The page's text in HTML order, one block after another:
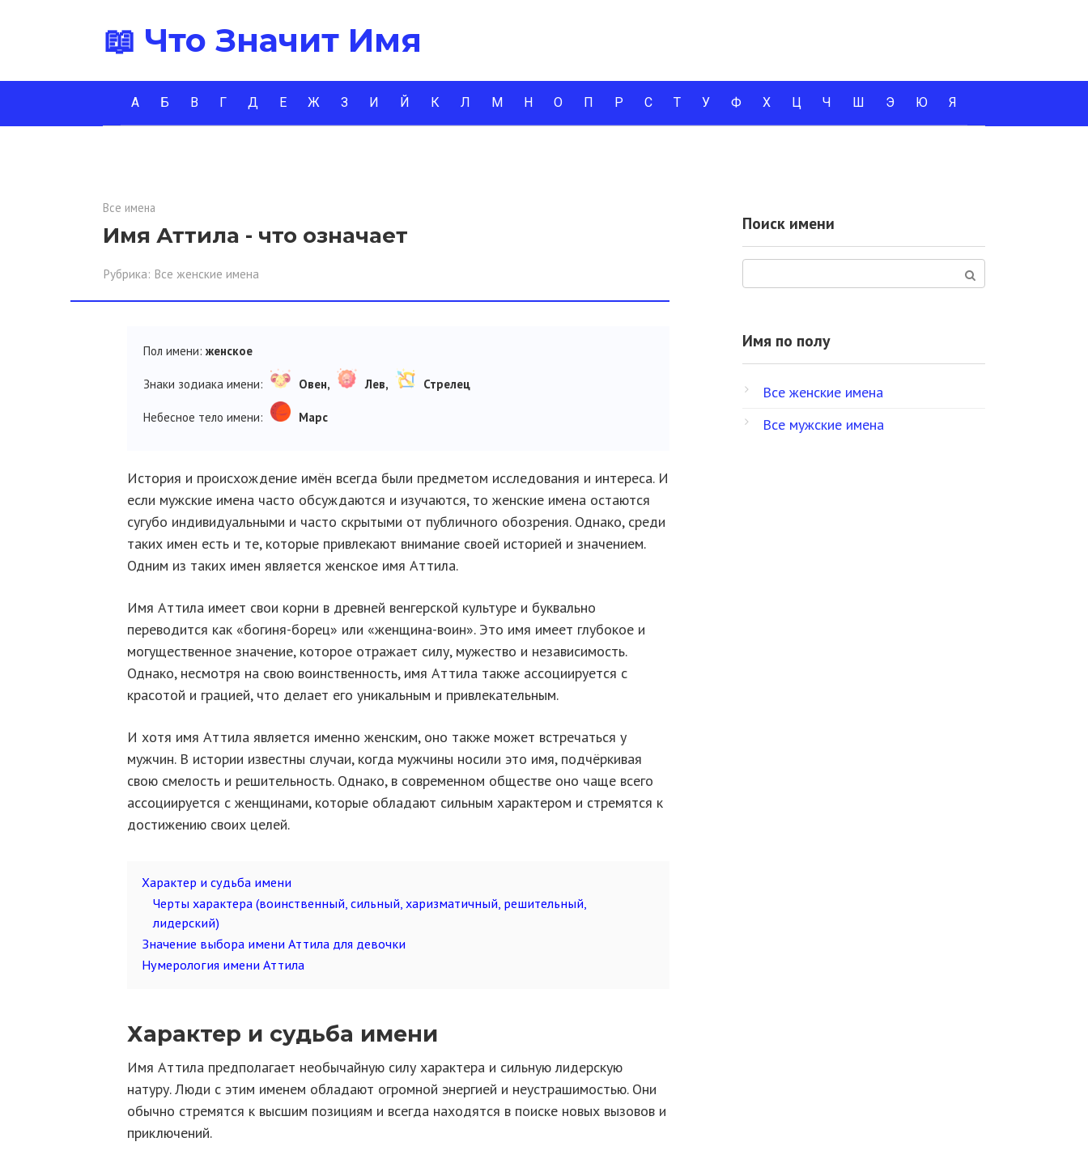
📖 Что Значит Имя
А Б В Г Д Е Ж З И Й К Л М Н О П Р С Т У Ф Х Ц Ч Ш Э Ю Я
Все имена
Имя Аттила - что означает
Рубрика: Все женские имена
Пол имени: женское
Знаки зодиака имени: Овен, Лев, Стрелец
Небесное тело имени: Марс
История и происхождение имён всегда были предметом исследования и интереса. И
если мужские имена часто обсуждаются и изучаются, то женские имена остаются
сугубо индивидуальными и часто скрытыми от публичного обозрения. Однако, среди
таких имен есть и те, которые привлекают внимание своей историей и значением.
Одним из таких имен является женское имя Аттила.
Имя Аттила имеет свои корни в древней венгерской культуре и буквально
переводится как «богиня-борец» или «женщина-воин». Это имя имеет глубокое и
могущественное значение, которое отражает силу, мужество и независимость.
Однако, несмотря на свою воинственность, имя Аттила также ассоциируется с
красотой и грацией, что делает его уникальным и привлекательным.
И хотя имя Аттила является именно женским, оно также может встречаться у
мужчин. В истории известны случаи, когда мужчины носили это имя, подчёркивая
свою смелость и решительность. Однако, в современном обществе оно чаще всего
ассоциируется с женщинами, которые обладают сильным характером и стремятся к
достижению своих целей.
Характер и судьба имени
Черты характера (воинственный, сильный, харизматичный, решительный,
лидерский)
Значение выбора имени Аттила для девочки
Нумерология имени Аттила
Характер и судьба имени
Имя Аттила предполагает необычайную силу характера и сильную лидерскую
натуру. Люди с этим именем обладают огромной энергией и неустрашимостью. Они
обычно стремятся к высшим позициям и всегда находятся в поиске новых вызовов и
приключений.
Поиск имени
Имя по полу
Все женские имена
Все мужские имена